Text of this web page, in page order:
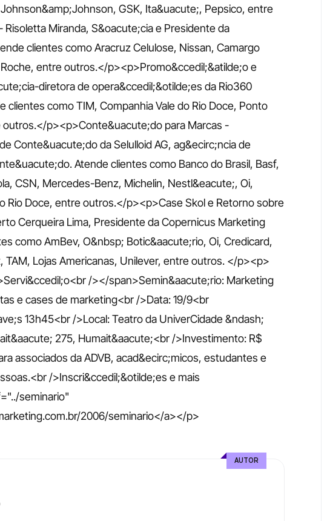
GSK, Ita&uacute;, Pepsico, entre
Miranda, S&oacute;cia e Presidente da
clientes como Aracruz Celulose, Nissan, Camargo
entre outros.</p><p>Promo&ccedil;&atilde;o e
diretora de opera&ccedil;&otilde;es da Rio360
clientes como TIM, Companhia Vale do Rio Doce, Ponto
outros.</p><p>Conte&uacute;do para Marcas -
Conte&uacute;do da Selulloid AG, ag&ecirc;ncia de
Atende clientes como Banco do Brasil, Basf,
CSN, Mercedes-Benz, Michelin, Nestl&eacute;, Oi,
Rio Doce, entre outros.</p><p>Case Skol e Retorno sobre
Cerqueira Lima, Presidente da Copernicus Marketing
como AmBev, O&nbsp; Botic&aacute;rio, Oi, Credicard,
TAM, Lojas Americanas, Unilever, entre outros. </p><p>
/></span>Semin&aacute;rio: Marketing
e cases de marketing<br />Data: 19/9<br
13h45<br />Local: Teatro da UniverCidade &ndash;
275, Humait&aacute;<br />Investimento: R$
associados da ADVB, acad&ecirc;micos, estudantes e
/>Inscri&ccedil;&otilde;es e mais
seminario"
2006/seminario</a></p>
AUTOR